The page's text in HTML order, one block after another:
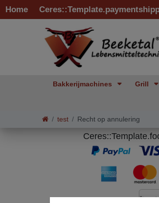
Home
Bakkerijmachines Grill
test Recht op annulering